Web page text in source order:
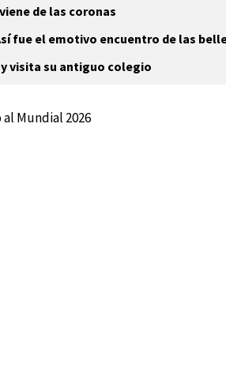
de las coronas
fue el emotivo encuentro de las
visita su antiguo colegio